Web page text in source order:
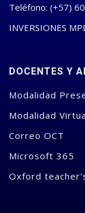
Teléfono: (+57)
INVERSIONES
DOCENTES Y
Modalidad
Modalidad
Correo OCT
Microsoft 365
Oxford